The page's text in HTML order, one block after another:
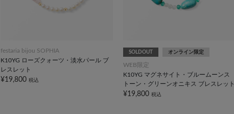
festaria bijou SOPHIA
K10YG ローズクォーツ・淡水パール ブ
レスレット
¥19,800 税込
SOLDOUT オンライン限定
WEB限定
K10YG マグネサイト・ブルームーンス
トーン・グリーンオニキス ブレスレット
¥19,800 税込